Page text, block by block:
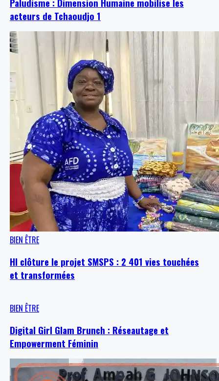
acteurs de Tchaoudjo 1
BIEN ÊTRE
HI clôture le projet SMSPS : 2 401 vies touchées
et transformées
BIEN ÊTRE
Digital Girl Glam Brunch : Réseautage et
Empowerment Féminin